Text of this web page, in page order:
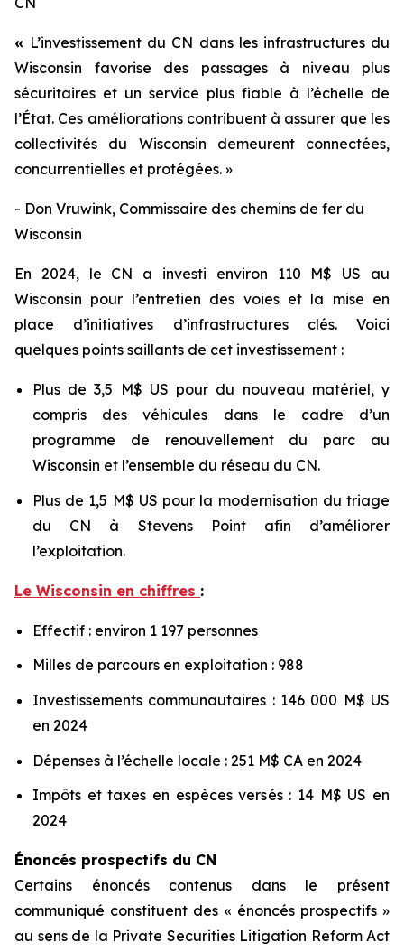
« L’investissement du CN dans les infrastructures du
Wisconsin favorise des passages à niveau plus
sécuritaires et un service plus fiable à l’échelle de
l’État. Ces améliorations contribuent à assurer que les
collectivités du Wisconsin demeurent connectées,
concurrentielles et protégées. »
- Don Vruwink, Commissaire des chemins de fer du
Wisconsin
En 2024, le CN a investi environ 110 M$ US au
Wisconsin pour l’entretien des voies et la mise en
place d’initiatives d’infrastructures clés. Voici
quelques points saillants de cet investissement :
Plus de 3,5 M$ US pour du nouveau matériel, y
compris des véhicules dans le cadre d’un
programme de renouvellement du parc au
Wisconsin et l’ensemble du réseau du CN.
Plus de 1,5 M$ US pour la modernisation du triage
du CN à Stevens Point afin d’améliorer
l’exploitation.
Le Wisconsin en chiffres :
Effectif : environ 1 197 personnes
Milles de parcours en exploitation : 988
Investissements communautaires : 146 000 M$ US
en 2024
Dépenses à l’échelle locale : 251 M$ CA en 2024
Impôts et taxes en espèces versés : 14 M$ US en
2024
Énoncés prospectifs du CN
Certains énoncés contenus dans le présent
communiqué constituent des « énoncés prospectifs »
au sens de la Private Securities Litigation Reform Act